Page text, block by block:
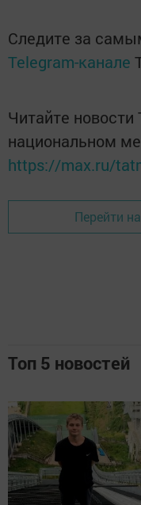
Следите за
Telegram-канале
Читайте новости
национальном
https://max.ru/
Перейти
Топ 5 новостей